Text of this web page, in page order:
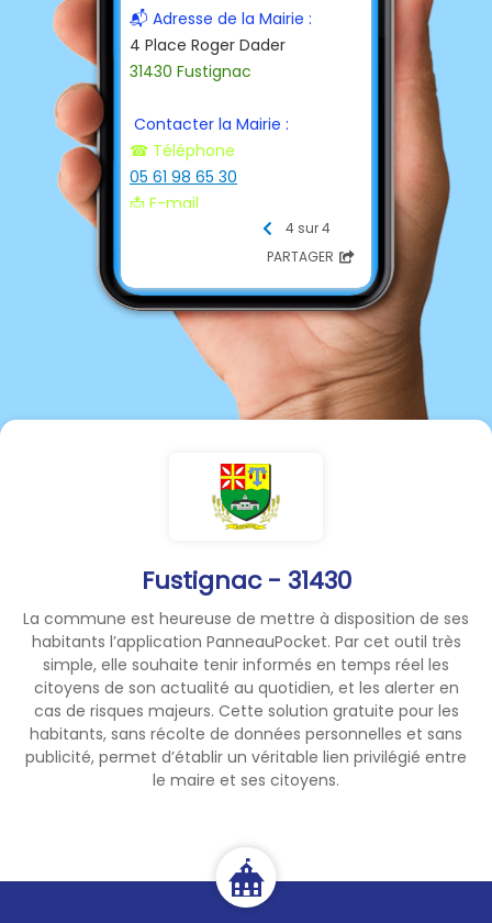
Fustignac - 31430
La commune est heureuse de mettre à disposition de ses
habitants l’application PanneauPocket. Par cet outil très
simple, elle souhaite tenir informés en temps réel les
citoyens de son actualité au quotidien, et les alerter en
cas de risques majeurs. Cette solution gratuite pour les
habitants, sans récolte de données personnelles et sans
publicité, permet d’établir un véritable lien privilégié entre
le maire et ses citoyens.
📬 Adresse de la Mairie :
4 Place Roger Dader
31430 Fustignac
Contacter la Mairie :
☎ Téléphone
05 61 98 65 30
📩 E-mail
mairie.fustignac@orange.fr
Secrétariat : Mme Lasserre
Isabelle : le Mardi de 16 à 18h.
4 sur 4
PARTAGER